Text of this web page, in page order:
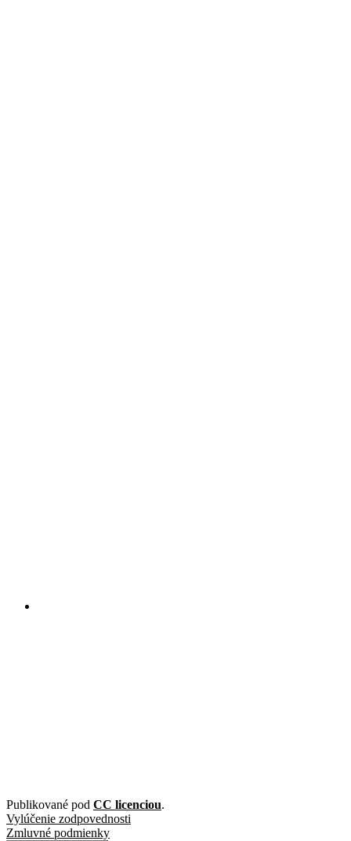
Publikované pod CC licenciou.
Vylúčenie zodpovednosti
Zmluvné podmienky